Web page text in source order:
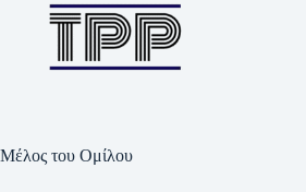
Μέλος του Ομίλου